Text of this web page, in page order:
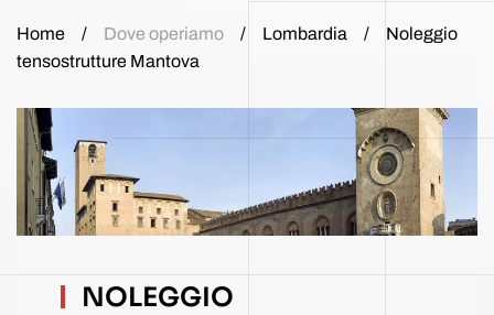
Home Dove operiamo Lombardia
Noleggio
tensostrutture Mantova
NOLEGGIO